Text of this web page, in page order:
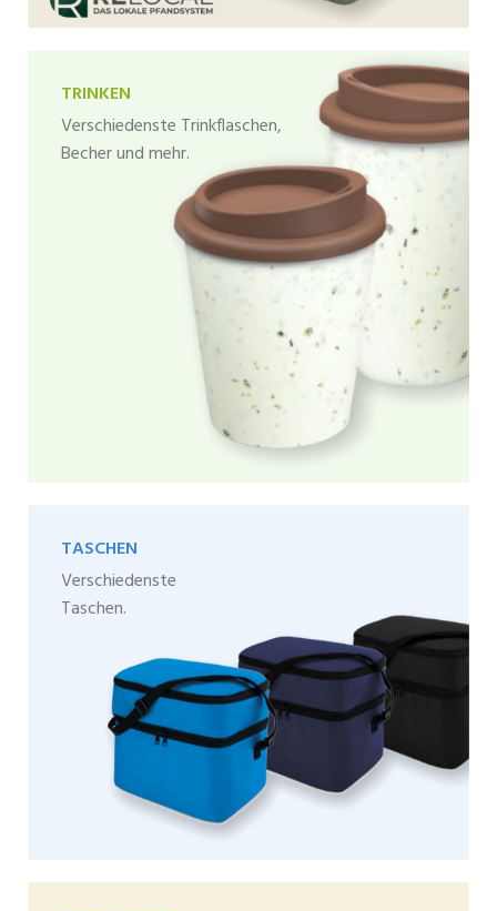
TRINKEN
Verschiedenste Trinkflaschen,
Becher und mehr.
TASCHEN
Verschiedenste
Taschen.